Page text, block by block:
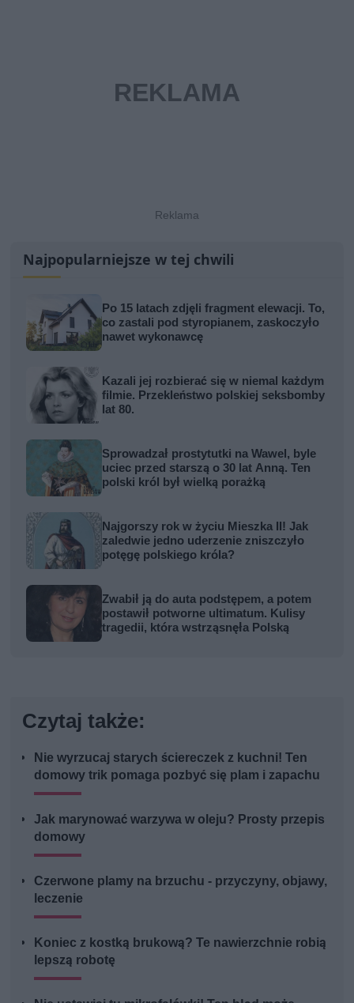
Najpopularniejsze w tej chwili
Po 15 latach zdjęli fragment elewacji. To,
co zastali pod styropianem, zaskoczyło
nawet wykonawcę
Kazali jej rozbierać się w niemal każdym
filmie. Przekleństwo polskiej seksbomby
lat 80.
Sprowadzał prostytutki na Wawel, byle
uciec przed starszą o 30 lat Anną. Ten
polski król był wielką porażką
Najgorszy rok w życiu Mieszka II! Jak
zaledwie jedno uderzenie zniszczyło
potęgę polskiego króla?
Zwabił ją do auta podstępem, a potem
postawił potworne ultimatum. Kulisy
tragedii, która wstrząsnęła Polską
Czytaj także:
Nie wyrzucaj starych ściereczek z kuchni! Ten
domowy trik pomaga pozbyć się plam i zapachu
Jak marynować warzywa w oleju? Prosty przepis
domowy
Czerwone plamy na brzuchu - przyczyny, objawy,
leczenie
Koniec z kostką brukową? Te nawierzchnie robią
lepszą robotę